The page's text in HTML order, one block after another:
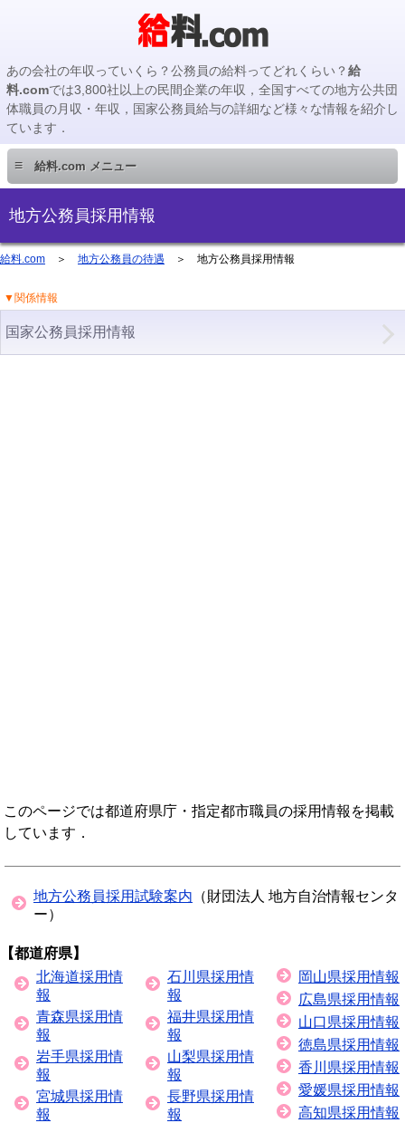
あの会社の年収っていくら？公務員の給料ってどれくらい？給
料.comでは3,800社以上の民間企業の年収，全国すべての地方公共団
体職員の月収・年収，国家公務員給与の詳細など様々な情報を紹介し
ています．
≡ 給料.com メニュー
民間企業編
国家公務員編
地方公務員編
地方公務員採用情報
給料.com ＞ 地方公務員の待遇 ＞ 地方公務員採用情報
▼関係情報
国家公務員採用情報
このページでは都道府県庁・指定都市職員の採用情報を掲載
しています．
地方公務員採用試験案内 （財団法人 地方自治情報センタ
ー）
【都道府県】
北海道採用情
報
青森県採用情
報
岩手県採用情
報
宮城県採用情
報
石川県採用情
報
福井県採用情
報
山梨県採用情
報
長野県採用情
報
岡山県採用情報
広島県採用情報
山口県採用情報
徳島県採用情報
香川県採用情報
愛媛県採用情報
高知県採用情報